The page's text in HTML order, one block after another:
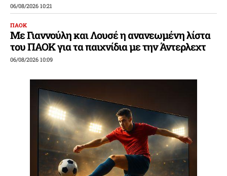
06/08/2026 10:21
ΠΑΟΚ
Με Γιαννούλη και Λουσέ η ανανεωμένη λίστα
του ΠΑΟΚ για τα παιχνίδια με την Άντερλεχτ
06/08/2026 10:09